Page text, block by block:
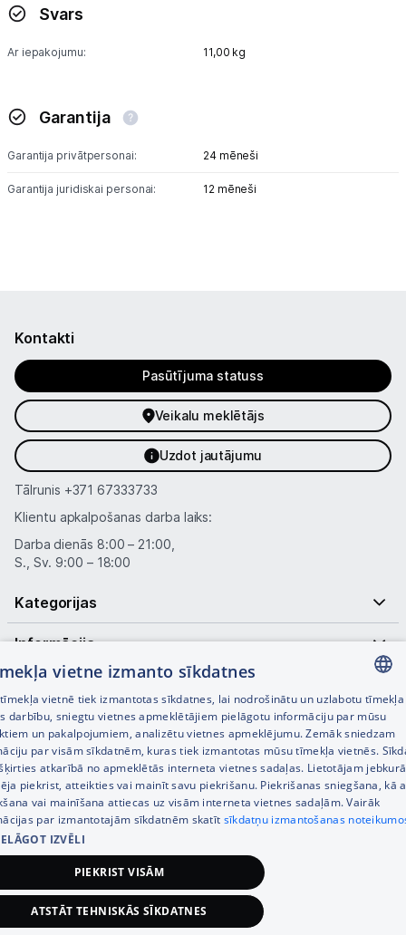
Svars
Ar iepakojumu: 11,00 kg
Garantija
Garantija privātpersonai: 24 mēneši
Garantija juridiskai personai: 12 mēneši
Kontakti
Pasūtījuma statuss
Veikalu meklētājs
Uzdot jautājumu
Tālrunis +371 67333733
Klientu apkalpošanas darba laiks:
Darba dienās 8:00 – 21:00,
S., Sv. 9:00 – 18:00
Kategorijas
Informācija
Noderīgas saites
© SIA Tet 2026 -
LATVIAN
RUSSIAN
ENGLISH
vietne izmanto sīkdatnes
vietnē tiek izmantotas sīkdatnes, lai nodrošinātu un uzlabotu tīmekļa
darbību, sniegtu vietnes apmeklētājiem pielāgotu informāciju par mūsu
un pakalpojumiem, analizētu vietnes apmeklējumu. Zemāk sniedzam
par visām sīkdatnēm, kuras tiek izmantotas mūsu tīmekļa vietnēs.
atkarībā no apmeklētās interneta vietnes sadaļas. Lietotājam
piekrist, atteikties vai mainīt savu piekrišanu. Piekrišanas sniegšana, kā
vai mainīšana attiecas uz visām interneta vietnes sadaļām. Vairāk
par izmantotajām sīkdatnēm skatīt sīkdatņu izmantošanas
IZVĒLI
PIEKRIST VISĀM
ATSTĀT TEHNISKĀS SĪKDATNES